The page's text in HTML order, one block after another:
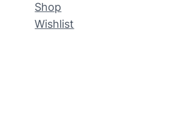
Shop
Wishlist